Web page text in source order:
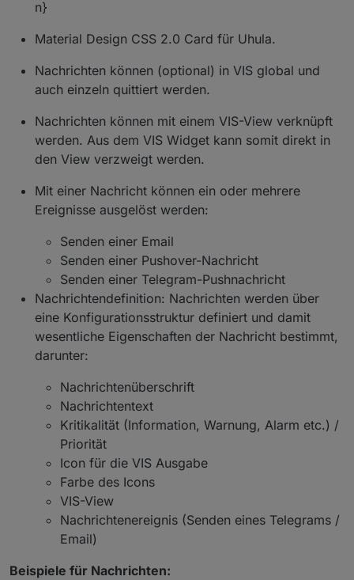
n}
Material Design CSS 2.0 Card für Uhula.
Nachrichten können (optional) in VIS global und
auch einzeln quittiert werden.
Nachrichten können mit einem VIS-View verknüpft
werden. Aus dem VIS Widget kann somit direkt in
den View verzweigt werden.
Mit einer Nachricht können ein oder mehrere
Ereignisse ausgelöst werden:
Senden einer Email
Senden einer Pushover-Nachricht
Senden einer Telegram-Pushnachricht
Nachrichtendefinition: Nachrichten werden über
eine Konfigurationsstruktur definiert und damit
wesentliche Eigenschaften der Nachricht bestimmt,
darunter:
Nachrichtenüberschrift
Nachrichtentext
Kritikalität (Information, Warnung, Alarm etc.) /
Priorität
Icon für die VIS Ausgabe
Farbe des Icons
VIS-View
Nachrichtenereignis (Senden eines Telegrams /
Email)
Beispiele für Nachrichten: